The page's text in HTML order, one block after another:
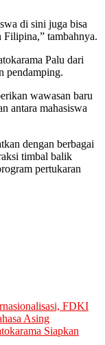
di sini juga bisa
tambahnya.
Palu dari
pendamping.
wawasan baru
antara mahasiswa
dengan berbagai
timbal balik
pertukaran
FDKI
Asing
Siapkan